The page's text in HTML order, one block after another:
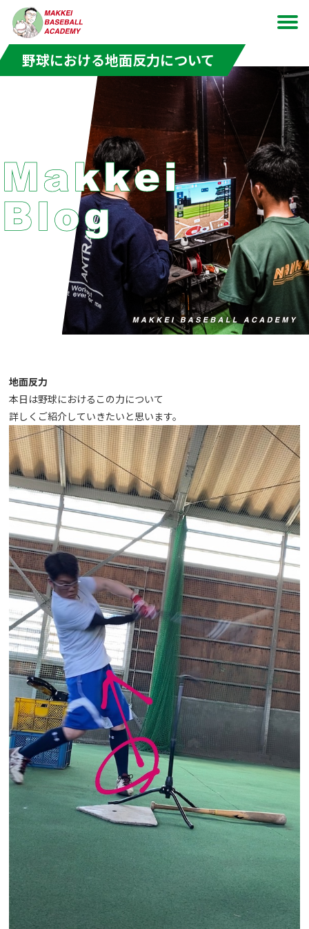
Makkei Baseball Academyとは
野球における地面反力について
地面反力
本日は野球におけるこの力について
詳しくご紹介していきたいと思います。